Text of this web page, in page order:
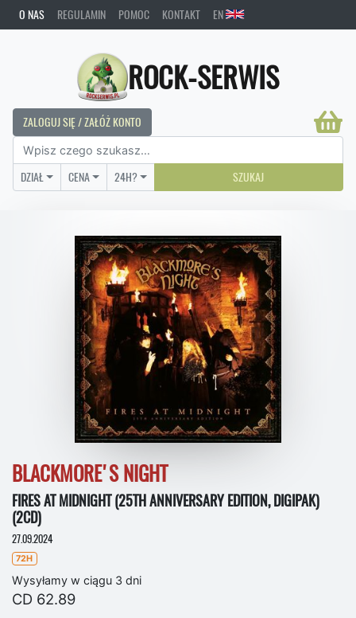
O NAS REGULAMIN POMOC KONTAKT EN
ROCK-SERWIS
ZALOGUJ SIĘ / ZAŁÓŻ KONTO
DZIAŁ CENA 24H? SZUKAJ
BLACKMORE'S NIGHT
FIRES AT MIDNIGHT (25TH ANNIVERSARY EDITION, DIGIPAK)
(2CD)
27.09.2024
72H
Wysyłamy w ciągu 3 dni
CD 62.89